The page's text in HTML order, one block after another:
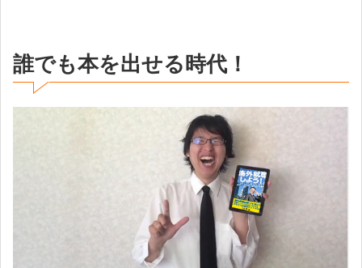
誰でも本を出せる時代！